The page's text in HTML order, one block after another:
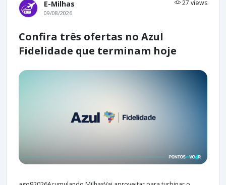
E-Milhas 27 views
09/08/2026
Confira três ofertas no Azul
Fidelidade que terminam hoje